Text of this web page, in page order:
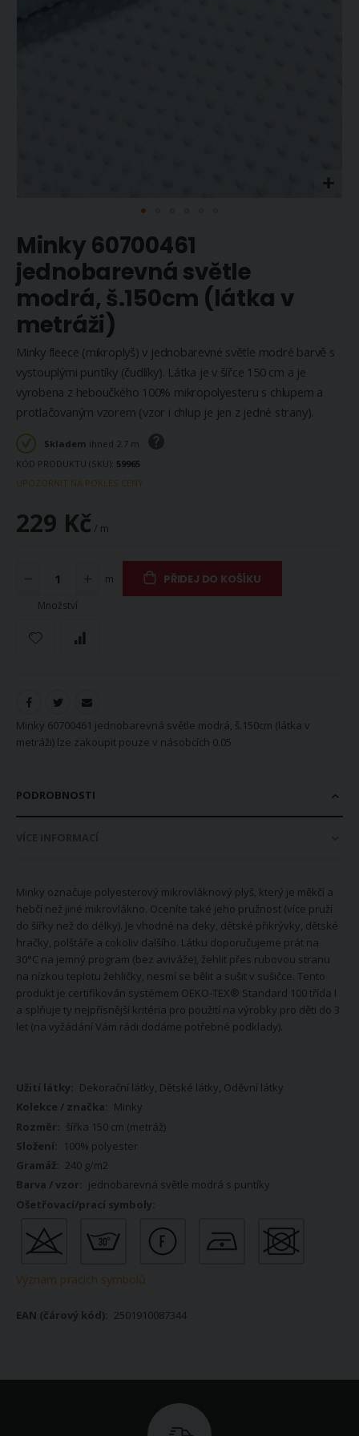
na
začátek
galerie
s
obrázky
Minky 60700461
jednobarevná světle
modrá, š.150cm (látka v
metráži)
Minky fleece (mikroplyš) v jednobarevné světle modré barvě s
vystouplými puntíky (čudlíky). Látka je v šířce 150 cm a je
vyrobena z heboučkého 100% mikropolyesteru s chlupem a
protlačovaným vzorem (vzor i chlup je jen z jedné strany).
Skladem ihned 2.7 m
KÓD PRODUKTU (SKU) 59965
UPOZORNIT NA POKLES CENY
229 Kč / m
Množství
m PŘIDEJ DO KOŠÍKU
Minky 60700461 jednobarevná světle modrá, š.150cm (látka v
metráži) lze zakoupit pouze v násobcích 0.05
PODROBNOSTI
Minky označuje polyesterový mikrovláknový plyš, který je měkčí a
hebčí než jiné mikrovlákno. Oceníte také jeho pružnost (více pruží
do šířky než do délky). Je vhodné na deky, dětské přikrývky, dětské
hračky, polštáře a cokoliv dalšího. Látku doporučujeme prát na
30°C na jemný program (bez aviváže), žehlit přes rubovou stranu
na nízkou teplotu žehličky, nesmí se bělit a sušit v sušičce. Tento
produkt je certifikován systémem OEKO-TEX® Standard 100 třída I
a splňuje ty nejpřísnější kritéria pro použití na výrobky pro děti do 3
let (na vyžádání Vám rádi dodáme potřebné podklady).
Více
informací
Dekorační látky, Dětské látky, Oděvní látky
Minky
šířka 150 cm (metráž)
100% polyester
240 g/m2
jednobarevná světle modrá s puntíky
Význam pracích symbolů
2501910087344